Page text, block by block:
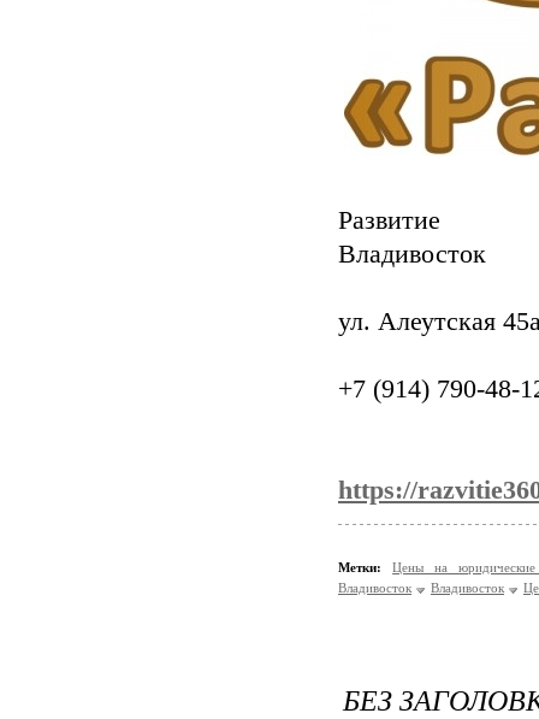
Развитие
Владивосток
ул. Алеутская
+7 (914) 790-48-
https://
Метки:
Цены на
Владивосток
Владивосток
БЕЗ